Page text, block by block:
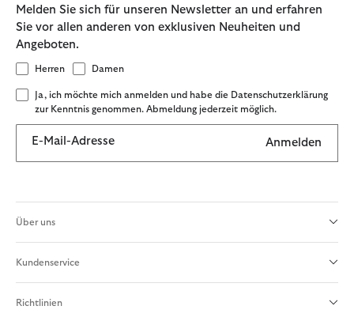
Melden Sie sich für unseren Newsletter an und erfahren
Sie vor allen anderen von exklusiven Neuheiten und
Angeboten.
Herren Damen
Ja, ich möchte mich anmelden und habe die Datenschutzerklärung
zur Kenntnis genommen. Abmeldung jederzeit möglich.
E-Mail-Adresse Anmelden
Über uns
Kundenservice
Richtlinien